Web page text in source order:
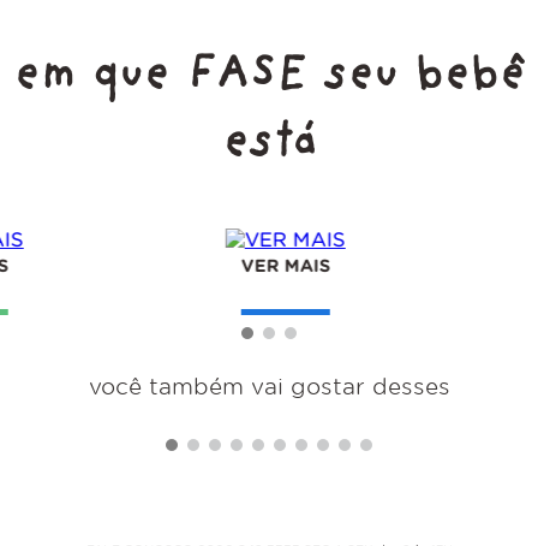
em que FASE seu bebê
está
você também vai gostar desses